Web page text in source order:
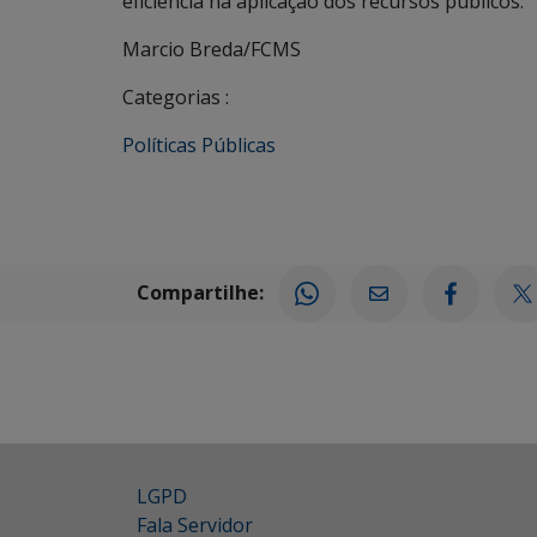
Marcio Breda/FCMS
Categorias :
Políticas Públicas
Compartilhe:
LGPD
Fala Servidor